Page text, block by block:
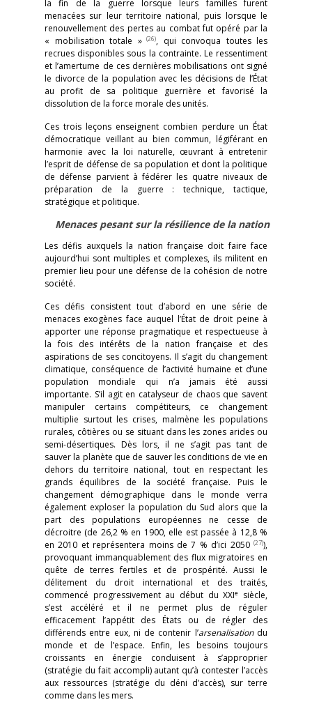
la fin de la guerre lorsque leurs familles furent
menacées sur leur territoire national, puis lorsque le
renouvellement des pertes au combat fut opéré par la
« mobilisation totale » (26), qui convoqua toutes les
recrues disponibles sous la contrainte. Le ressentiment
et l’amertume de ces dernières mobilisations ont signé
le divorce de la population avec les décisions de l’État
au profit de sa politique guerrière et favorisé la
dissolution de la force morale des unités.
Ces trois leçons enseignent combien perdure un État
démocratique veillant au bien commun, légiférant en
harmonie avec la loi naturelle, œuvrant à entretenir
l’esprit de défense de sa population et dont la politique
de défense parvient à fédérer les quatre niveaux de
préparation de la guerre : technique, tactique,
stratégique et politique.
Menaces pesant sur la résilience de la nation
Les défis auxquels la nation française doit faire face
aujourd’hui sont multiples et complexes, ils militent en
premier lieu pour une défense de la cohésion de notre
société.
Ces défis consistent tout d’abord en une série de
menaces exogènes face auquel l’État de droit peine à
apporter une réponse pragmatique et respectueuse à
la fois des intérêts de la nation française et des
aspirations de ses concitoyens. Il s’agit du changement
climatique, conséquence de l’activité humaine et d’une
population mondiale qui n’a jamais été aussi
importante. S’il agit en catalyseur de chaos que savent
manipuler certains compétiteurs, ce changement
multiplie surtout les crises, malmène les populations
rurales, côtières ou se situant dans les zones arides ou
semi-désertiques. Dès lors, il ne s’agit pas tant de
sauver la planète que de sauver les conditions de vie en
dehors du territoire national, tout en respectant les
grands équilibres de la société française. Puis le
changement démographique dans le monde verra
également exploser la population du Sud alors que la
part des populations européennes ne cesse de
décroitre (de 26,2 % en 1900, elle est passée à 12,8 %
en 2010 et représentera moins de 7 % d’ici 2050 (27)),
provoquant immanquablement des flux migratoires en
quête de terres fertiles et de prospérité. Aussi le
délitement du droit international et des traités,
commencé progressivement au début du XXIe
siècle,
s’est accéléré et il ne permet plus de réguler
efficacement l’appétit des États ou de régler des
différends entre eux, ni de contenir l’arsenalisationdu
monde et de l’espace. Enfin, les besoins toujours
croissants en énergie conduisent à s’approprier
(stratégie du fait accompli) autant qu’à contester l’accès
aux ressources (stratégie du déni d’accès), sur terre
comme dans les mers.